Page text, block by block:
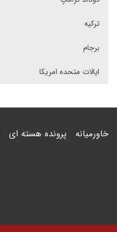
ترکیه
برجام
ایالات متحده امریکا
خاورمیانه پرونده هسته ای